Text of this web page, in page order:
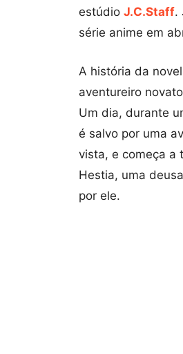
estúdio J.C.Staff.
série anime em
A história da
aventureiro
Um dia, durante
é salvo por uma
vista, e começa a
Hestia, uma
por ele.